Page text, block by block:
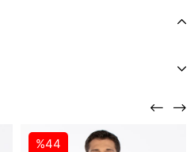
%44